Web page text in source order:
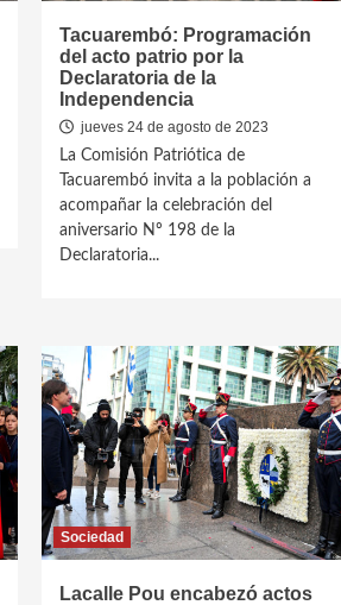
Tacuarembó: Programación
del acto patrio por la
Declaratoria de la
Independencia
jueves 24 de agosto de 2023
La Comisión Patriótica de
Tacuarembó invita a la población a
acompañar la celebración del
aniversario Nº 198 de la
Declaratoria...
Sociedad
Lacalle Pou encabezó actos